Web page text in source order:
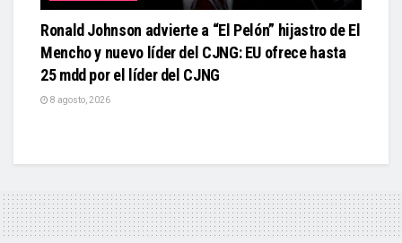
Ronald Johnson advierte a “El Pelón” hijastro de El
Mencho y nuevo líder del CJNG: EU ofrece hasta
25 mdd por el líder del CJNG
8 agosto, 2026